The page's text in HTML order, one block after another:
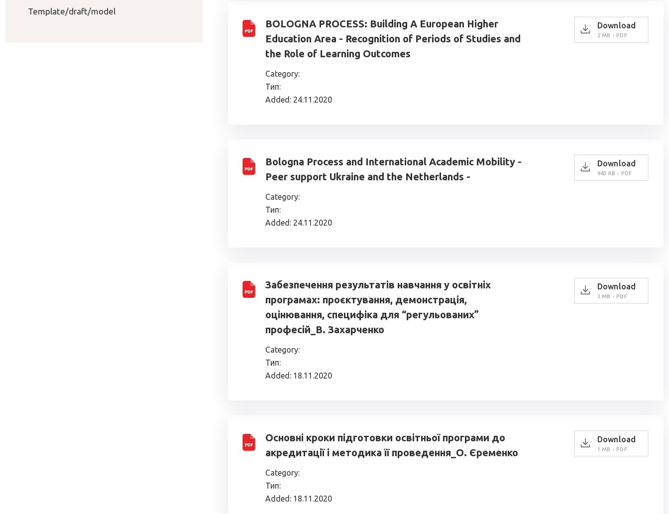
Template/draft/model
BOLOGNA PROCESS: Building A European Higher
Education Area - Recognition of Periods of Studies and
the Role of Learning Outcomes
Category:
Тип:
Added: 24.11.2020
Download
2 MB - PDF
Bologna Process and International Academic Mobility -
Peer support Ukraine and the Netherlands -
Category:
Тип:
Added: 24.11.2020
Download
943 KB - PDF
Забезпечення результатів навчання у освітніх
програмах: проєктування, демонстрація,
оцінювання, специфіка для “регульованих”
професій_В. Захарченко
Category:
Тип:
Added: 18.11.2020
Download
3 MB - PDF
Основні кроки підготовки освітньої програми до
акредитації і методика її проведення_О. Єременко
Category:
Тип:
Added: 18.11.2020
Download
1 MB - PDF